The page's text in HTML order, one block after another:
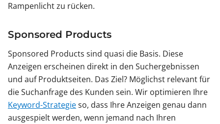
Rampenlicht zu rücken.
Sponsored Products
Sponsored Products sind quasi die Basis. Diese
Anzeigen erscheinen direkt in den Suchergebnissen
und auf Produktseiten. Das Ziel? Möglichst relevant für
die Suchanfrage des Kunden sein. Wir optimieren Ihre
Keyword-Strategieso, dass Ihre Anzeigen genau dann
ausgespielt werden, wenn jemand nach Ihren